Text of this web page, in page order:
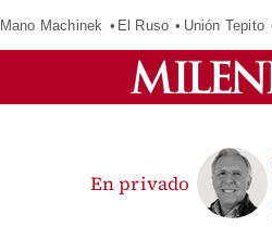
Mano Machinek El Ruso Unión Tepito
En privado